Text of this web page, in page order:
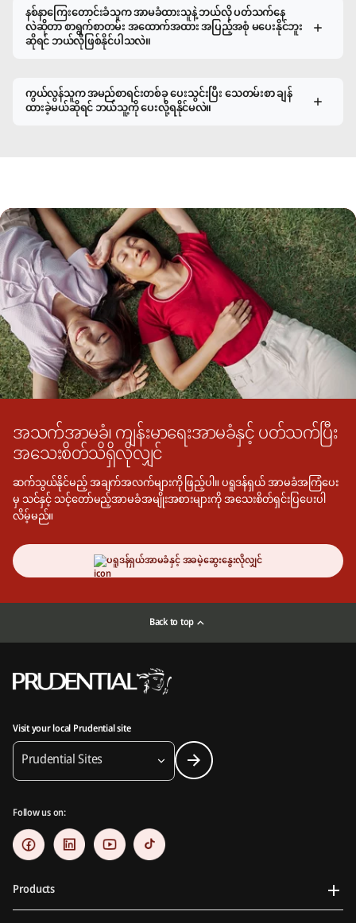
နစ်နာကြေးတောင်းခံသူက အာမခံထားသူနဲ့ ဘယ်လို ပတ်သက်နေ
လဲဆိုတာ စာရွက်စာတမ်း အထောက်အထား အပြည့်အစုံ မပေးနိုင်ဘူး
ဆိုရင် ဘယ်လိုဖြစ်နိုင်ပါသလဲ။
ကွယ်လွန်သူက အမည်စာရင်းတစ်ခု ပေးသွင်းပြီး သေတမ်းစာ ချန်
ထားခဲ့မယ်ဆိုရင် ဘယ်သူ့ကို ပေးလို့ရနိုင်မလဲ။
အသက်အာမခံ၊ ကျန်းမာရေးအာမခံနှင့် ပတ်သက်ပြီး
အသေးစိတ်သိရှိလိုလျှင်
ဆက်သွယ်နိုင်မည့် အချက်အလက်များကို ဖြည့်ပါ။ ပရူဒန်ရှယ် အာမခံအကြံပေး
မှ သင်နှင့် သင့်တော်မည့်အာမခံအမျိုးအစားများကို အသေးစိတ်ရှင်းပြပေးပါ
လိမ့်မည်။
ပရူဒန်ရှယ်အာမခံနှင့် အခမဲ့ဆွေး‌နွေးလိုလျှင်
Back to top
Visit your local Prudential site
Prudential Sites
Follow us on:
Products